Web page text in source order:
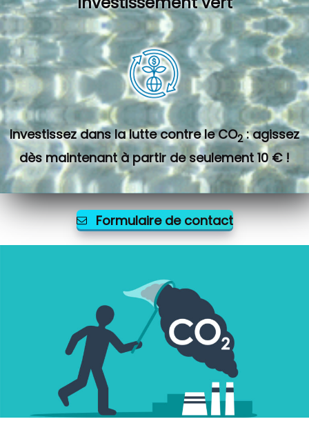
Investissez dans la lutte contre le CO2 : agissez
dès maintenant à partir de seulement 10 € !
Formulaire de contact